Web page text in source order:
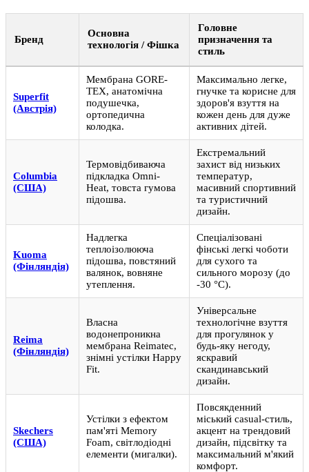
Бренд
Основна
технологія / Фішка
Головне
призначення та
стиль
Superfit
(Австрія)
Мембрана GORE-
TEX, анатомічна
подушечка,
ортопедична
колодка.
Максимально легке,
гнучке та корисне для
здоров'я взуття на
кожен день для дуже
активних дітей.
Columbia
(США)
Термовідбиваюча
підкладка Omni-
Heat, товста гумова
підошва.
Екстремальний
захист від низьких
температур,
масивний спортивний
та туристичний
дизайн.
Kuoma
(Фінляндія)
Надлегка
теплоізолююча
підошва, повстяний
валянок, вовняне
утеплення.
Спеціалізовані
фінські легкі чоботи
для сухого та
сильного морозу (до
-30 °C).
Reima
(Фінляндія)
Власна
водонепроникна
мембрана Reimatec,
знімні устілки Happy
Fit.
Універсальне
технологічне взуття
для прогулянок у
будь-яку негоду,
яскравий
скандинавський
дизайн.
Skechers
(США)
Устілки з ефектом
пам'яті Memory
Foam, світлодіодні
елементи (мигалки).
Повсякденний
міський casual-стиль,
акцент на трендовий
дизайн, підсвітку та
максимальний м'який
комфорт.